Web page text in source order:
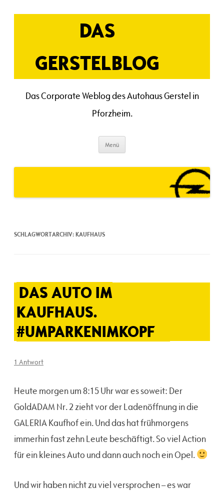
Inhalt
DAS
GERSTELBLOG
Das Corporate Weblog des Autohaus Gerstel in
Pforzheim.
Menü
SCHLAGWORTARCHIV:KAUFHAUS
DAS AUTO IM
KAUFHAUS.
#UMPARKENIMKOPF
1 Antwort
Heute morgen um 8:15 Uhr war es soweit: Der
GoldADAM Nr. 2 zieht vor der Ladenöffnung in die
GALERIA Kaufhof ein. Und das hat frühmorgens
immerhin fast zehn Leute beschäftigt. So viel Action
für ein kleines Auto und dann auch noch ein Opel.
Und wir haben nicht zu viel versprochen – es war